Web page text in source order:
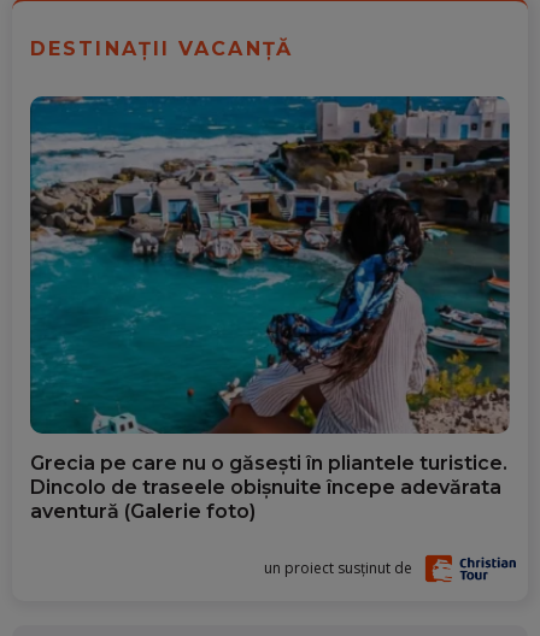
DESTINAȚII VACANȚĂ
Grecia pe care nu o găsești în pliantele turistice.
Dincolo de traseele obișnuite începe adevărata
aventură (Galerie foto)
un proiect susținut de